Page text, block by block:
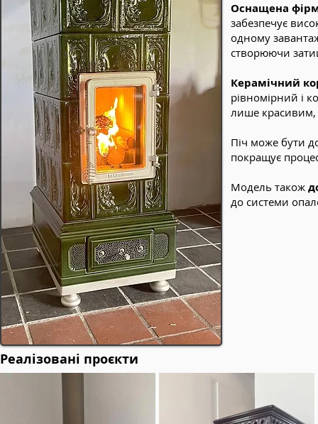
Оснащена
забезпечує
одному
створюючи
Керамічний
рівномірний і
лише красивим,
Піч може бути
покращує
Модель також
до системи
Реалізовані проєкти